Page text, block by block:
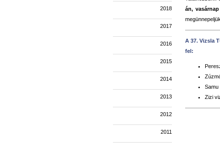
2018
2017
2016
2015
2014
2013
2012
2011
án,
A 37. Vizsla
fel:
Samu
Zizi